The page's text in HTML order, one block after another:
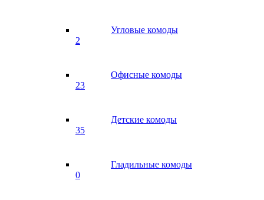
Угловые комоды
2
Офисные комоды
23
Детские комоды
35
Гладильные комоды
0